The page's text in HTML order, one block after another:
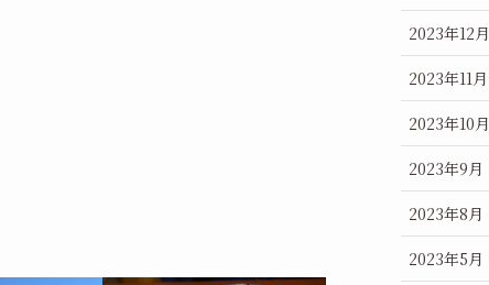
2023年12月
2023年11月
2023年10月
2023年9月
2023年8月
2023年5月